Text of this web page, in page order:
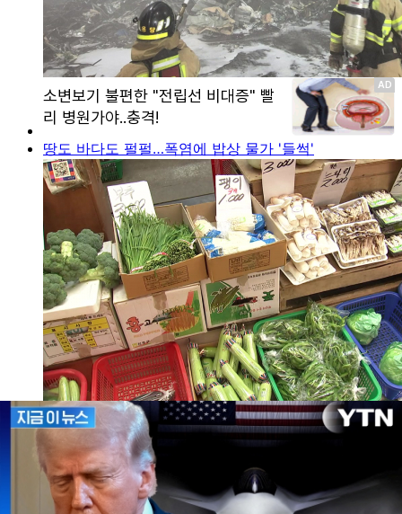
땅도 바다도 펄펄…폭염에 밥상 물가 '들썩'
실시간 정보
AD